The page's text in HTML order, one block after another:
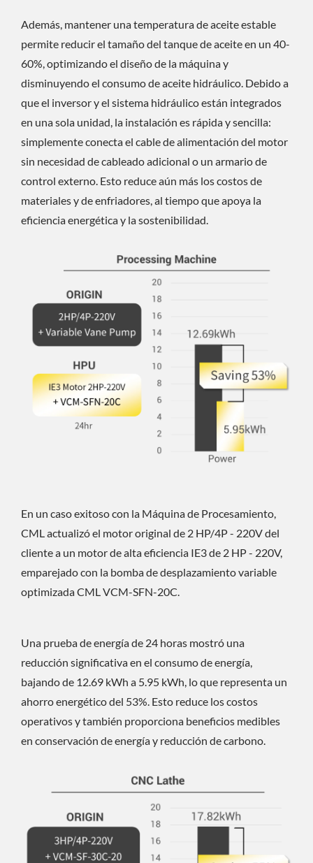
Además, mantener una temperatura de aceite estable
permite reducir el tamaño del tanque de aceite en un 40-
60%, optimizando el diseño de la máquina y
disminuyendo el consumo de aceite hidráulico. Debido a
que el inversor y el sistema hidráulico están integrados
en una sola unidad, la instalación es rápida y sencilla:
simplemente conecta el cable de alimentación del motor
sin necesidad de cableado adicional o un armario de
control externo. Esto reduce aún más los costos de
materiales y de enfriadores, al tiempo que apoya la
eficiencia energética y la sostenibilidad.
En un caso exitoso con la Máquina de Procesamiento,
CML actualizó el motor original de 2 HP/4P - 220V del
cliente a un motor de alta eficiencia IE3 de 2 HP - 220V,
emparejado con la bomba de desplazamiento variable
optimizada CML VCM-SFN-20C.
Una prueba de energía de 24 horas mostró una
reducción significativa en el consumo de energía,
bajando de 12.69 kWh a 5.95 kWh, lo que representa un
ahorro energético del 53%. Esto reduce los costos
operativos y también proporciona beneficios medibles
en conservación de energía y reducción de carbono.